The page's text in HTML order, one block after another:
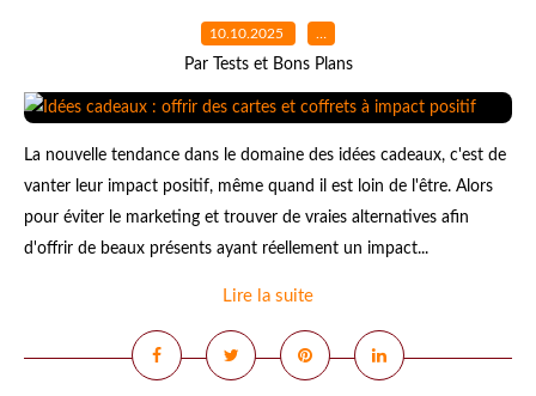
10.10.2025 …
Par Tests et Bons Plans
La nouvelle tendance dans le domaine des idées cadeaux, c'est de
vanter leur impact positif, même quand il est loin de l'être. Alors
pour éviter le marketing et trouver de vraies alternatives afin
d'offrir de beaux présents ayant réellement un impact...
Lire la suite